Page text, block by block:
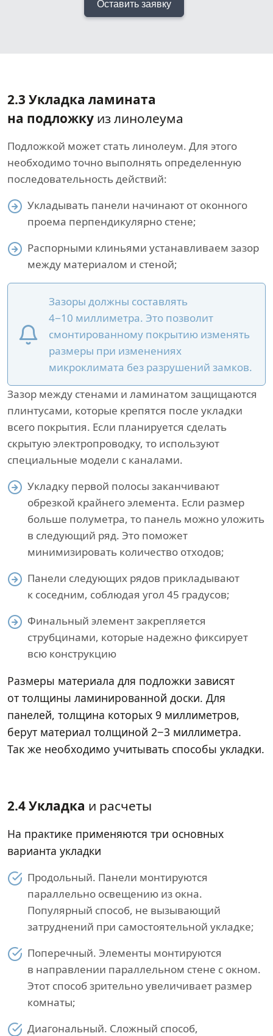
Оставить заявку
2.3 Укладка ламината
на подложку из линолеума
Подложкой может стать линолеум. Для этого
необходимо точно выполнять определенную
последовательность действий:
Укладывать панели начинают от оконного
проема перпендикулярно стене;
Распорными клиньями устанавливаем зазор
между материалом и стеной;
Зазоры должны составлять
4−10 миллиметра. Это позволит
смонтированному покрытию изменять
размеры при изменениях
микроклимата без разрушений замков.
Зазор между стенами и ламинатом защищаются
плинтусами, которые крепятся после укладки
всего покрытия. Если планируется сделать
скрытую электропроводку, то используют
специальные модели с каналами.
Укладку первой полосы заканчивают
обрезкой крайнего элемента. Если размер
больше полуметра, то панель можно уложить
в следующий ряд. Это поможет
минимизировать количество отходов;
Панели следующих рядов прикладывают
к соседним, соблюдая угол 45 градусов;
Финальный элемент закрепляется
струбцинами, которые надежно фиксирует
всю конструкцию
Размеры материала для подложки зависят
от толщины ламинированной доски. Для
панелей, толщина которых 9 миллиметров,
берут материал толщиной 2−3 миллиметра.
Так же необходимо учитывать способы укладки.
2.4 Укладка и расчеты
На практике применяются три основных
варианта укладки
Продольный. Панели монтируются
параллельно освещению из окна.
Популярный способ, не вызывающий
затруднений при самостоятельной укладке;
Поперечный. Элементы монтируются
в направлении параллельном стене с окном.
Этот способ зрительно увеличивает размер
комнаты;
Диагональный. Сложный способ,